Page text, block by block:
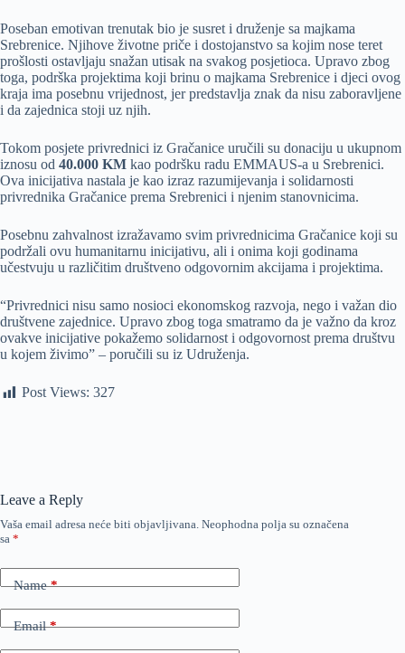
Poseban emotivan trenutak bio je susret i druženje sa majkama
Srebrenice. Njihove životne priče i dostojanstvo sa kojim nose teret
prošlosti ostavljaju snažan utisak na svakog posjetioca. Upravo zbog
toga, podrška projektima koji brinu o majkama Srebrenice i djeci ovog
kraja ima posebnu vrijednost, jer predstavlja znak da nisu zaboravljene
i da zajednica stoji uz njih.
Tokom posjete privrednici iz Gračanice uručili su donaciju u ukupnom
iznosu od 40.000 KM kao podršku radu EMMAUS-a u Srebrenici.
Ova inicijativa nastala je kao izraz razumijevanja i solidarnosti
privrednika Gračanice prema Srebrenici i njenim stanovnicima.
Posebnu zahvalnost izražavamo svim privrednicima Gračanice koji su
podržali ovu humanitarnu inicijativu, ali i onima koji godinama
učestvuju u različitim društveno odgovornim akcijama i projektima.
“Privrednici nisu samo nosioci ekonomskog razvoja, nego i važan dio
društvene zajednice. Upravo zbog toga smatramo da je važno da kroz
ovakve inicijative pokažemo solidarnost i odgovornost prema društvu
u kojem živimo” – poručili su iz Udruženja.
Post Views: 327
Leave a Reply
Vaša email adresa neće biti objavljivana. Neophodna polja su označena
sa *
Name*
Email*